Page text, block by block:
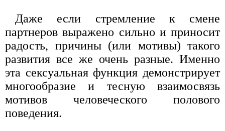
Даже если стремление к смене
партнеров выражено сильно и приносит
радость, причины (или мотивы) такого
развития все же очень разные. Именно
эта сексуальная функция демонстрирует
многообразие и тесную взаимосвязь
мотивов человеческого полового
поведения.